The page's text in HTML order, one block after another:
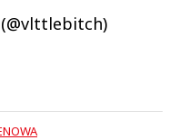
(@vlttlebitch)